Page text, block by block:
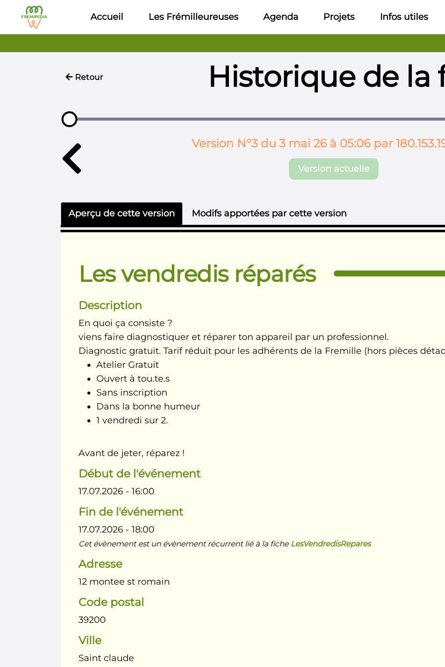
Aller au contenu principal
Accueil Les Frémilleureuses Agenda Projets Infos utiles
Retour Historique de la
Version N°3 du 3 mai 26 à 05:06 par
Version actuelle
Aperçu de cette version Modifs apportées par cette version
Les vendredis réparés
Description
En quoi ça consiste ?
viens faire diagnostiquer et réparer ton appareil par un professionnel.
Diagnostic gratuit. Tarif réduit pour les adhérents de la Fremille (hors pièces
Atelier Gratuit
Ouvert à tou.te.s
Sans inscription
Dans la bonne humeur
1 vendredi sur 2.
Avant de jeter, réparez !
Début de l'événement
17.07.2026 - 16:00
Fin de l'événement
17.07.2026 - 18:00
Cet évènement est un évènement récurrent lié à la fiche LesVendredisRepares
Adresse
12 montee st romain
Code postal
39200
Ville
Saint claude